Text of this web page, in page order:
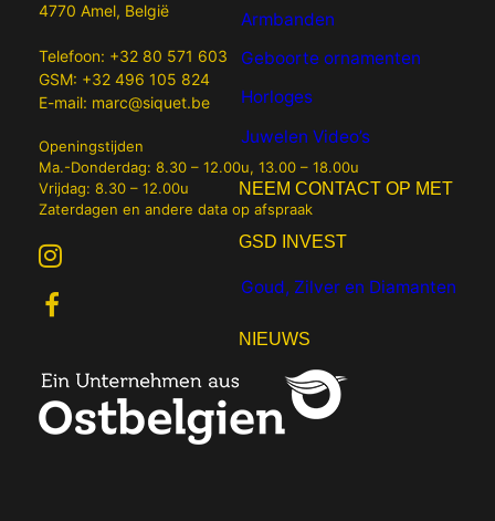
Armbanden
Geboorte ornamenten
Horloges
Juwelen Video’s
NEEM CONTACT OP MET
GSD INVEST
Goud, Zilver en Diamanten
NIEUWS
4770 Amel, België
Telefoon: +32 80 571 603
GSM: +32 496 105 824
E-mail: marc@siquet.be
Openingstijden
Ma.-Donderdag: 8.30 – 12.00u, 13.00 – 18.00u
Vrijdag: 8.30 – 12.00u
Zaterdagen en andere data op afspraak